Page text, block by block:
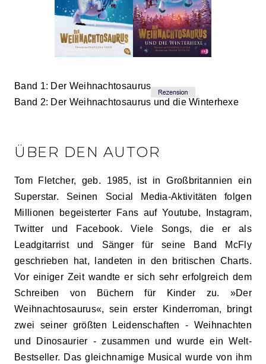
Band 1: Der Weihnachtosaurus
Band 2: Der Weihnachtosaurus und die Winterhexe
ÜBER DEN AUTOR
Tom Fletcher, geb. 1985, ist in Großbritannien ein
Superstar. Seinen Social Media-Aktivitäten folgen
Millionen begeisterter Fans auf Youtube, Instagram,
Twitter und Facebook. Viele Songs, die er als
Leadgitarrist und Sänger für seine Band McFly
geschrieben hat, landeten in den britischen Charts.
Vor einiger Zeit wandte er sich sehr erfolgreich dem
Schreiben von Büchern für Kinder zu. »Der
Weihnachtosaurus«, sein erster Kinderroman, bringt
zwei seiner größten Leidenschaften - Weihnachten
und Dinosaurier - zusammen und wurde ein Welt-
Bestseller. Das gleichnamige Musical wurde von ihm